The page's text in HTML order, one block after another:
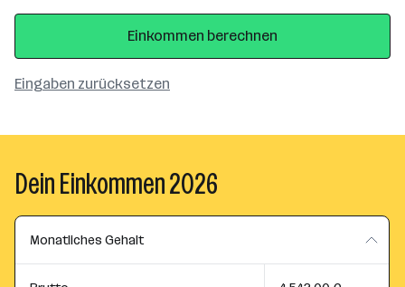
Eingaben zurücksetzen
Einkommen berechnen
Dein Einkommen 2026
Monatliches Gehalt